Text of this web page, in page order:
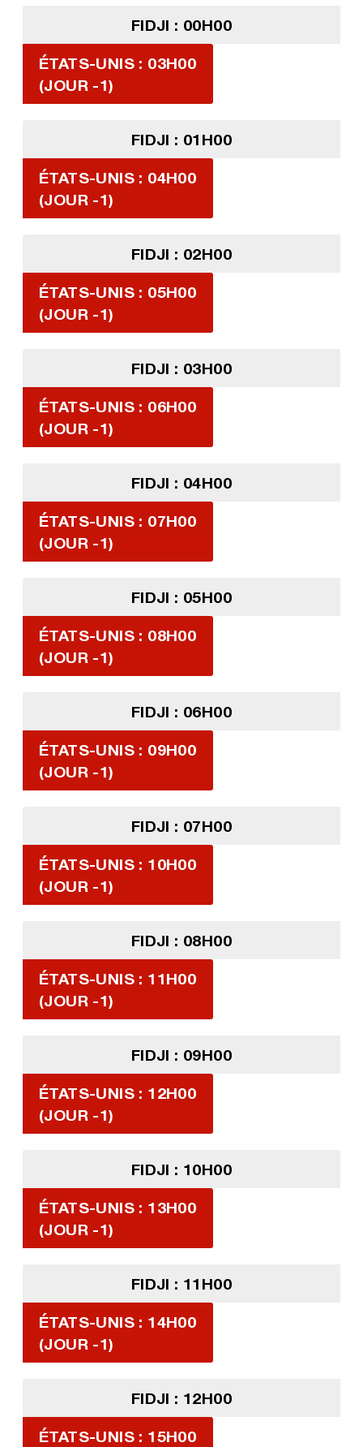
FIDJI : 00H00
ÉTATS-UNIS : 03H00
(JOUR -1)
FIDJI : 01H00
ÉTATS-UNIS : 04H00
(JOUR -1)
FIDJI : 02H00
ÉTATS-UNIS : 05H00
(JOUR -1)
FIDJI : 03H00
ÉTATS-UNIS : 06H00
(JOUR -1)
FIDJI : 04H00
ÉTATS-UNIS : 07H00
(JOUR -1)
FIDJI : 05H00
ÉTATS-UNIS : 08H00
(JOUR -1)
FIDJI : 06H00
ÉTATS-UNIS : 09H00
(JOUR -1)
FIDJI : 07H00
ÉTATS-UNIS : 10H00
(JOUR -1)
FIDJI : 08H00
ÉTATS-UNIS : 11H00
(JOUR -1)
FIDJI : 09H00
ÉTATS-UNIS : 12H00
(JOUR -1)
FIDJI : 10H00
ÉTATS-UNIS : 13H00
(JOUR -1)
FIDJI : 11H00
ÉTATS-UNIS : 14H00
(JOUR -1)
FIDJI : 12H00
ÉTATS-UNIS : 15H00